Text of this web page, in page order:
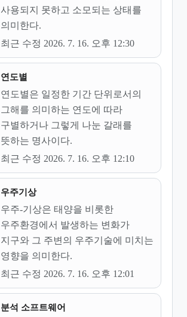
사용되지 못하고 소모되는 상태를
의미한다.
최근 수정 2026. 7. 16. 오후 12:30
연도별
연도별은 일정한 기간 단위로서의
그해를 의미하는 연도에 따라
구별하거나 그렇게 나눈 갈래를
뜻하는 명사이다.
최근 수정 2026. 7. 16. 오후 12:10
우주기상
우주-기상은 태양을 비롯한
우주환경에서 발생하는 변화가
지구와 그 주변의 우주기술에 미치는
영향을 의미한다.
최근 수정 2026. 7. 16. 오후 12:01
분석 소프트웨어